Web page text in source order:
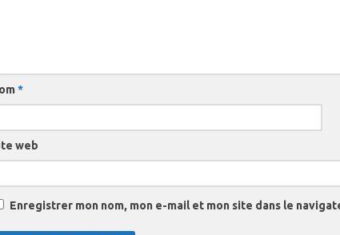
*
web
Enregistrer mon nom, mon e-mail et mon site dans le